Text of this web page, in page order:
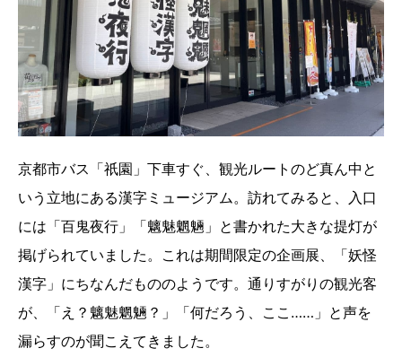
京都市バス「祇園」下車すぐ、観光ルートのど真ん中と
いう立地にある漢字ミュージアム。訪れてみると、入口
には「百鬼夜行」「魑魅魍魎」と書かれた大きな提灯が
掲げられていました。これは期間限定の企画展、「妖怪
漢字」にちなんだもののようです。通りすがりの観光客
が、「え？魑魅魍魎？」「何だろう、ここ……」と声を
漏らすのが聞こえてきました。